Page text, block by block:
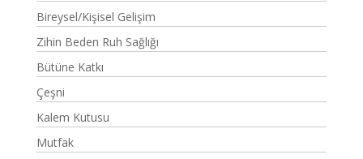
Bireysel/Kişisel Gelişim
Zihin Beden Ruh Sağlığı
Bütüne Katkı
Çeşni
Kalem Kutusu
Mutfak